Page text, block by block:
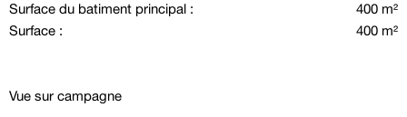
Surface du batiment principal :
400 m²
Surface :
400 m²
Vue sur campagne